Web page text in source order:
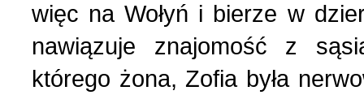
więc na Wołyń i bierze w
nawiązuje znajomość z
którego żona, Zofia była